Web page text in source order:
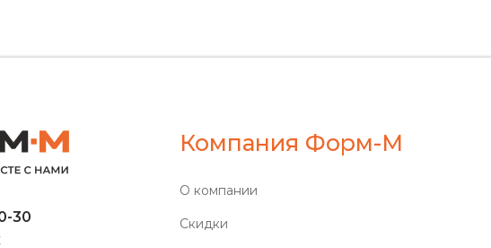
30
Компания Форм-М
О компании
Скидки